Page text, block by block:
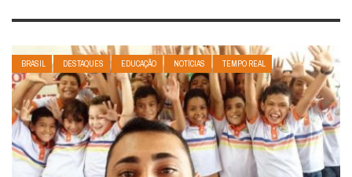
BRASIL DESTAQUES EDUCAÇÃO NOTÍCIAS TEMPO REAL